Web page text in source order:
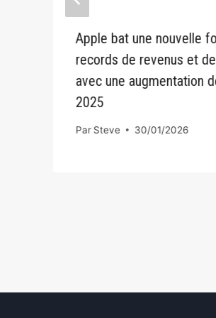
Apple bat une nouvelle
records de revenus et
avec une augmentation
2025
ParSteve 30/01/2026